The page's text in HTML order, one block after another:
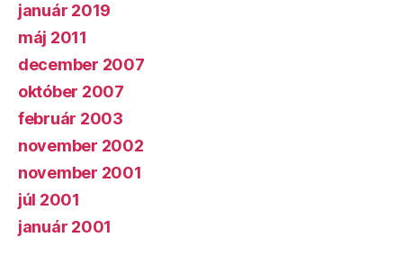
január 2019
máj 2011
december 2007
október 2007
február 2003
november 2002
november 2001
júl 2001
január 2001